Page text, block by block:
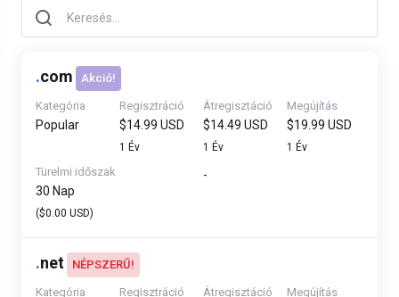
.com Akció!
Kategória
Popular
Regisztráció
$14.99 USD
1 Év
Átregisztáció
$14.49 USD
1 Év
Megújítás
$19.99 USD
1 Év
Türelmi időszak
30 Nap
($0.00 USD)
-
.net NÉPSZERŰ!
Kategória Regisztráció Átregisztáció Megújítás